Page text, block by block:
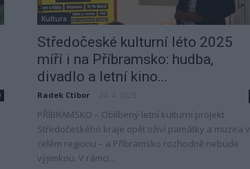
Kultura
Středočeské kulturní léto 2025
míří i na Příbramsko: hudba,
divadlo a letní kino...
Radek Ctibor
PŘÍBRAMSKO – Oblíbený letní kulturní projekt
Středočeského kraje opět oživí památky a muzea v
celém regionu – a Příbramsko rozhodně nebude
výjimkou. V rámci...